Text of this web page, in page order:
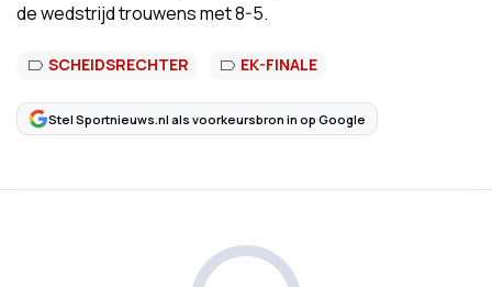
de wedstrijd trouwens met 8-5.
SCHEIDSRECHTER EK-FINALE
Stel Sportnieuws.nl als voorkeursbron in op Google